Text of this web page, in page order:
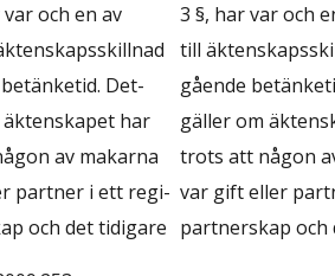
och en av
3 §, har var och
till
Det-
gående
har
gäller om
av makarna
trots att någon
partner i ett regi- var gift eller
och det tidigare partnerskap